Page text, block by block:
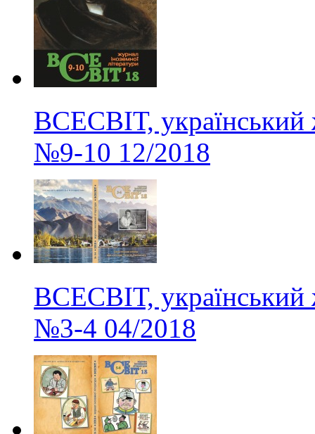
ВСЕСВІТ, український
№9-10 12/2018
ВСЕСВІТ, український
№3-4 04/2018